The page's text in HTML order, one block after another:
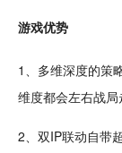
游戏优势
1、多维深度的策
维度都会左右战局
2、双IP联动自带